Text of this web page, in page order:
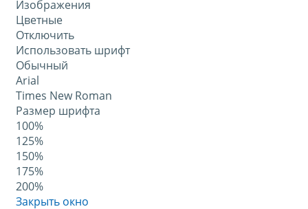
Изображения
Цветные
Отключить
Использовать шрифт
Обычный
Arial
Times New Roman
Размер шрифта
100%
125%
150%
175%
200%
Закрыть окно